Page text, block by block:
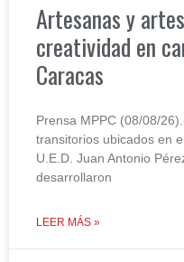
Artesanas y
creatividad en
Caracas
Prensa MPPC (08/08/
transitorios ubicados en
U.E.D. Juan Antonio
desarrollaron
LEER MÁS »